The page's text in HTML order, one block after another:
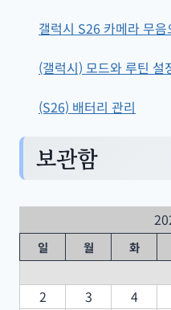
갤럭시 S26 카메라 무음
(갤럭시) 모드와 루틴 설
(S26) 배터리 관리
보관함
일 월 화
2
3 4